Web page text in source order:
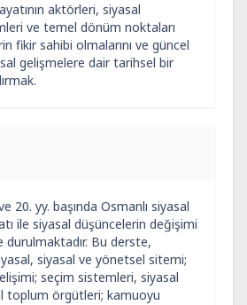
aktörleri, siyasal
ve temel dönüm noktaları
fikir sahibi olmalarını ve güncel
gelişmelere dair tarihsel bir
20. yy. başında Osmanlı siyasal
ile siyasal düşüncelerin değişimi
durulmaktadır. Bu derste,
siyasal ve yönetsel sitemi;
seçim sistemleri, siyasal
toplum örgütleri; kamuoyu